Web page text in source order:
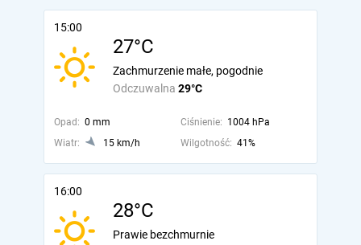
15:00
27°C
Odczuwalna 29°C
Zachmurzenie małe, pogodnie
Opad: 0 mm Ciśnienie: 1004 hPa
Wiatr:
15 km/h Wilgotność: 41%
16:00
28°C
Prawie bezchmurnie